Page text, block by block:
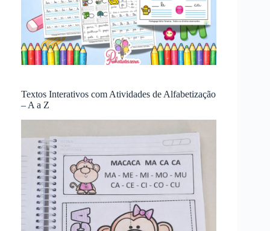
Textos Interativos com Atividades de Alfabetização
– A a Z